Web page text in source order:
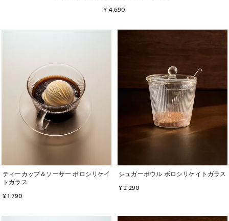
¥ 4,690
ティーカップ＆ソーサー ボロシリケイ
トガラス
¥ 1,790
画像が 1 / 7 に変更されました
シュガーボウル ボロシリケイトガラス
¥ 2,290
画像が 1 / 7 に変更されました
画像が 1 / 7 に変更されました 画像が 1 / 9 に変更されました